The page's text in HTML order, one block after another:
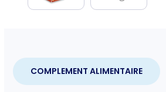
COMPLEMENT ALIMENTAIRE